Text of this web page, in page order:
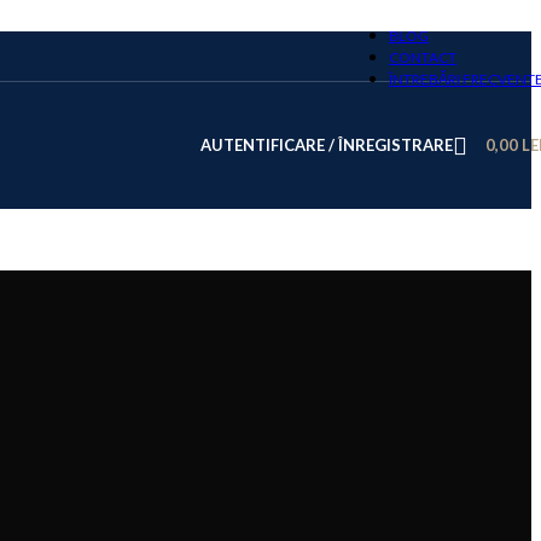
BLOG
CONTACT
ÎNTREBĂRI
AUTENTIFICARE / ÎNREGISTRARE 0,00